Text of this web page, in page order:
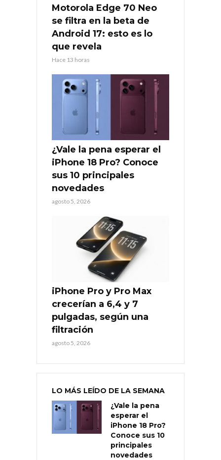
Motorola Edge 70 Neo
se filtra en la beta de
Android 17: esto es lo
que revela
Hace 13 horas
¿Vale la pena esperar el
iPhone 18 Pro? Conoce
sus 10 principales
novedades
agosto 5, 2026
iPhone Pro y Pro Max
crecerían a 6,4 y 7
pulgadas, según una
filtración
agosto 5, 2026
LO MÁS LEÍDO DE LA SEMANA
¿Vale la pena
esperar el
iPhone 18 Pro?
Conoce sus 10
principales
novedades